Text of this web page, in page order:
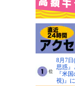
8月7
思惑
『米
視)』